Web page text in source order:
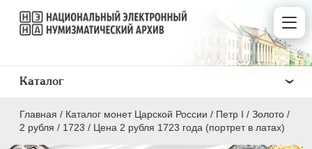
Главная / Каталог монет Царской России / Пeтр I / Золото /
2 рубля / 1723 / Цена 2 рубля 1723 года (портрет в латах)
Каталог